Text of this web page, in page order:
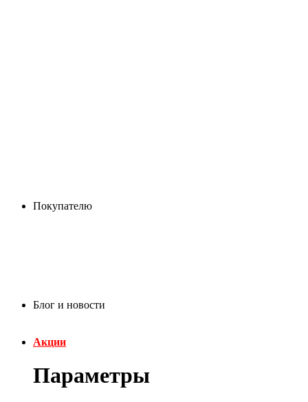
Покупателю
Блог и новости
Акции
Параметры